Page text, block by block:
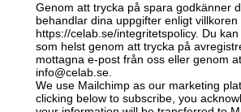
Genom att trycka på spara godkänner
behandlar dina uppgifter enligt villkoren
https://celab.se/integritetspolicy. Du
som helst genom att trycka på
mottagna e-post från oss eller genom
info@celab.se.
We use Mailchimp as our marketing
clicking below to subscribe, you